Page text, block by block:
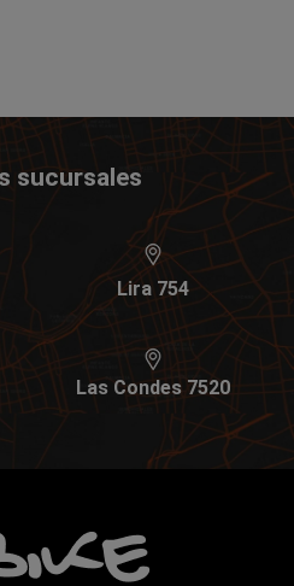
sucursales
Lira 754
Las Condes 7520